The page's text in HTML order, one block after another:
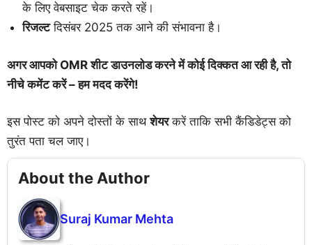
के लिए वेबसाइट चेक करते रहें।
रिजल्टदिसंबर 2025 तक आने की संभावना है।
अगर आपको OMR शीट डाउनलोड करने में कोई दिक्कत आ रही है, तो
नीचे कमेंट करें – हम मदद करेंगे!
इस पोस्ट को अपने दोस्तों के साथशेयरकरें ताकि सभी कैंडिडेट्स को
तुरंत पता चल जाए।
About the Author
Suraj Kumar Mehta